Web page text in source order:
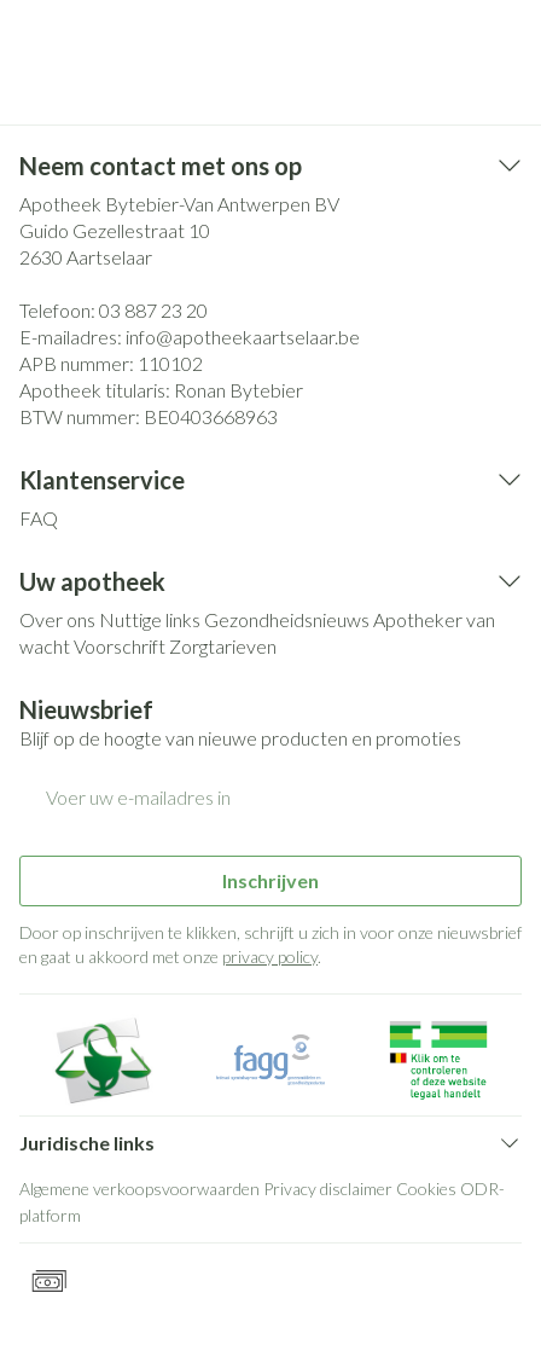
Neem contact met ons op
Apotheek Bytebier-Van Antwerpen BV
Guido Gezellestraat 10
2630 Aartselaar
Telefoon: 03 887 23 20
E-mailadres: info@apotheekaartselaar.be
APB nummer: 110102
Apotheek titularis: Ronan Bytebier
BTW nummer: BE0403668963
Klantenservice
FAQ
Uw apotheek
Over ons Nuttige links Gezondheidsnieuws Apotheker van
wachtVoorschrift Zorgtarieven
Nieuwsbrief
Blijf op de hoogte van nieuwe producten en promoties
Inschrijven
Door op inschrijven te klikken, schrijft u zich in voor onze nieuwsbrief
en gaat u akkoord met onze privacy policy.
Juridische links
Algemene verkoopsvoorwaarden Privacy disclaimer Cookies ODR-
platform